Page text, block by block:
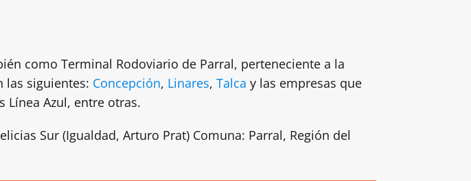
como Terminal Rodoviario de Parral, perteneciente a la
las siguientes: Concepción, Linares, Talca y las empresas que
Línea Azul, entre otras.
Sur (Igualdad, Arturo Prat) Comuna: Parral, Región del